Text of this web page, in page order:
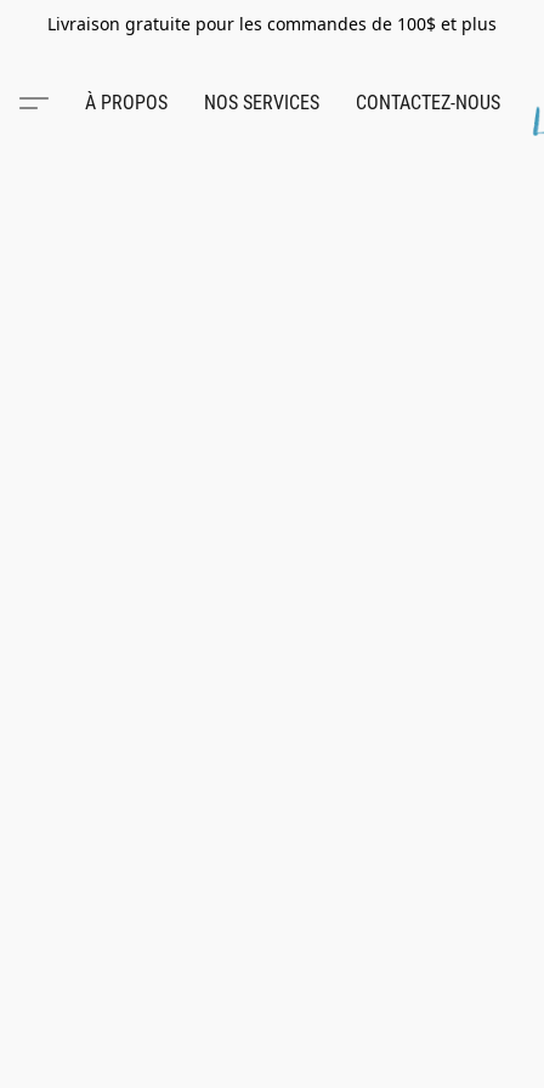
Livraison gratuite pour les commandes de 100$ et plus
À PROPOS NOS SERVICES CONTACTEZ-NOUS